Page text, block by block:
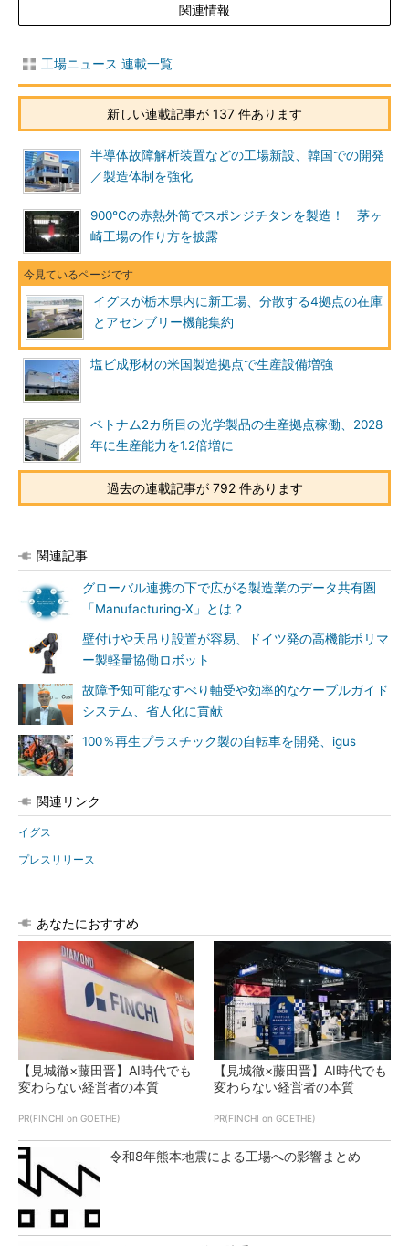
関連情報
工場ニュース 連載一覧
新しい連載記事が 137 件あります
半導体故障解析装置などの工場新設、韓国での開発
／製造体制を強化
900℃の赤熱外筒でスポンジチタンを製造！ 茅ヶ
崎工場の作り方を披露
イグスが栃木県内に新工場、分散する4拠点の在庫
とアセンブリー機能集約
塩ビ成形材の米国製造拠点で生産設備増強
ベトナム2カ所目の光学製品の生産拠点稼働、2028
年に生産能力を1.2倍増に
過去の連載記事が 792 件あります
関連記事
グローバル連携の下で広がる製造業のデータ共有圏
「Manufacturing-X」とは？
壁付けや天吊り設置が容易、ドイツ発の高機能ポリマ
ー製軽量協働ロボット
故障予知可能なすべり軸受や効率的なケーブルガイド
システム、省人化に貢献
100％再生プラスチック製の自転車を開発、igus
関連リンク
イグス
プレスリリース
あなたにおすすめ
【見城徹×藤田晋】AI時代でも
変わらない経営者の本質
PR(FINCHI on GOETHE)
【見城徹×藤田晋】AI時代でも
変わらない経営者の本質
PR(FINCHI on GOETHE)
令和8年熊本地震による工場への影響まとめ